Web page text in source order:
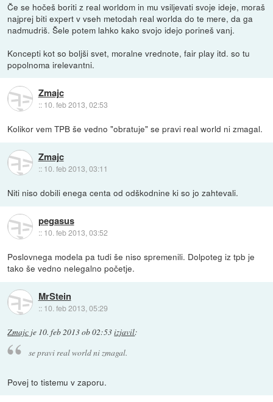
Če se hočeš boriti z real worldom in mu vsiljevati svoje ideje, moraš
najprej biti expert v vseh metodah real worlda do te mere, da ga
nadmudriš. Šele potem lahko kako svojo idejo porineš vanj.
Koncepti kot so boljši svet, moralne vrednote, fair play itd. so tu
popolnoma irelevantni.
Zmajc
:: 10. feb 2013, 02:53
Kolikor vem TPB še vedno "obratuje" se pravi real world ni zmagal.
Zmajc
:: 10. feb 2013, 03:11
Niti niso dobili enega centa od odškodnine ki so jo zahtevali.
pegasus
:: 10. feb 2013, 03:52
Poslovnega modela pa tudi še niso spremenili. Dolpoteg iz tpb je
tako še vedno nelegalno početje.
MrStein
:: 10. feb 2013, 05:29
Zmajc je 10. feb 2013 ob 02:53izjavil:
se pravi real world ni zmagal.
Povej to tistemu v zaporu.